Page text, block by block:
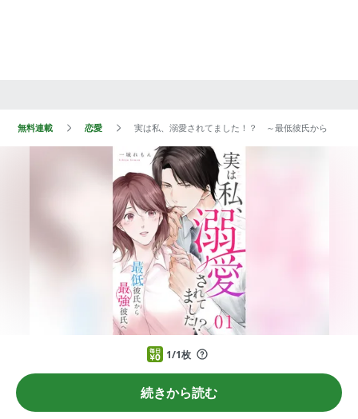
無料連載 恋愛 実は私、溺愛されてました！？ ～最低彼氏から最強彼
1/1枚
続きから読む